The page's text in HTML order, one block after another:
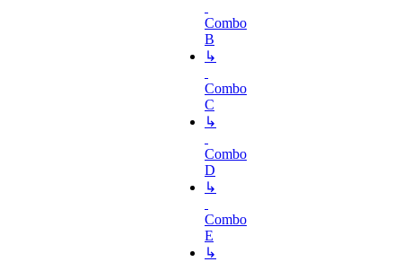
Combo
B
↳
Combo
C
↳
Combo
D
↳
Combo
E
↳